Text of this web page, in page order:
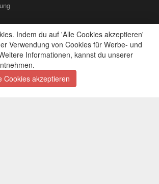
Indem du auf 'Alle Cookies akzeptieren'
Verwendung von Cookies für Werbe- und
Informationen, kannst du unserer
Cookies akzeptieren